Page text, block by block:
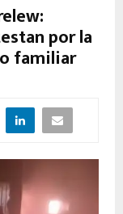
por la
familiar